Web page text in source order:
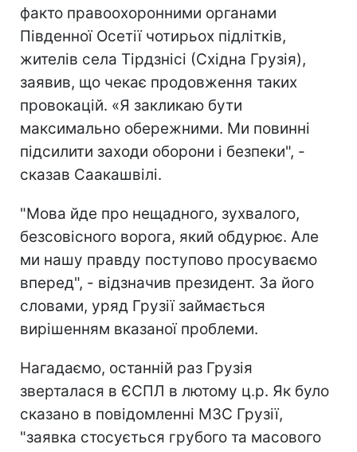
факто правоохоронними органами
Південної Осетії чотирьох підлітків,
жителів села Тірдзнісі (Східна Грузія),
заявив, що чекає продовження таких
провокацій. «Я закликаю бути
максимально обережними. Ми повинні
підсилити заходи оборони і безпеки", -
сказав Саакашвілі.
"Мова йде про нещадного, зухвалого,
безсовісного ворога, який обдурює. Але
ми нашу правду поступово просуваємо
вперед", - відзначив президент. За його
словами, уряд Грузії займається
вирішенням вказаної проблеми.
Нагадаємо, останній раз Грузія
зверталася в ЄСПЛ в лютому ц.р. Як було
сказано в повідомленні МЗС Грузії,
"заявка стосується грубого та масового